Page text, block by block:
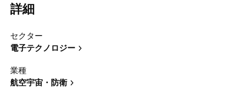
詳細
セクター
電子テクノロジー
業種
航空宇宙・防衛